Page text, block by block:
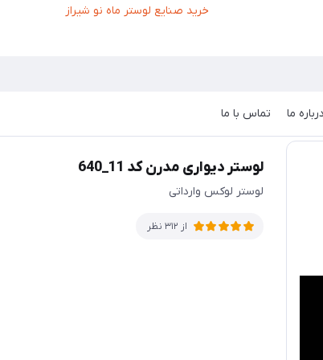
درباره ما تماس با ما
لوستر دیواری مدرن کد 11_640
لوستر لوکس وارداتی
از 312 نظر